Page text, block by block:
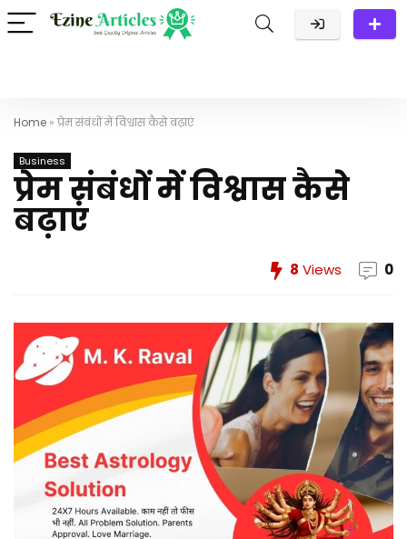
Home »प्रेम संबंधों में विश्वास कैसे बढ़ाएं
Business
प्रेम संबंधों में विश्वास कैसे
बढ़ाएं
8 Views 0